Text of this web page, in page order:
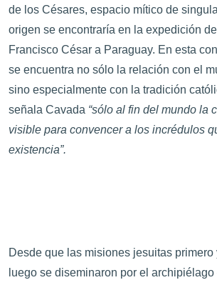
de los Césares, espacio mítico de
origen se encontraría en la expedición
Francisco César a Paraguay. En esta
se encuentra no sólo la relación con el
sino especialmente con la tradición
señala Cavada “sólo al fin del mundo la
visible para convencer a los incrédulos
existencia”.
Desde que las misiones jesuitas primero
luego se diseminaron por el